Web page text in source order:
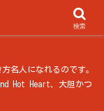
名人になれるのです。
Hot Heart、大胆かつ
検索